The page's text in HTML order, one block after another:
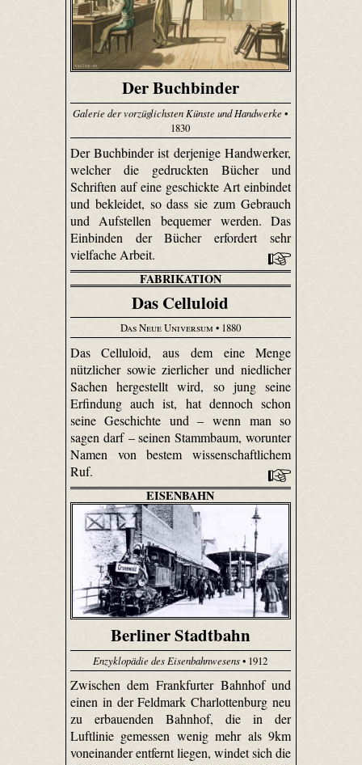
Der Buchbinder
Galerie der vorzüglichsten Künste und Handwerke•
1830
Der Buchbinder ist derjenige Handwerker,
welcher die gedruckten Bücher und
Schriften auf eine geschickte Art einbindet
und bekleidet, so dass sie zum Gebrauch
und Aufstellen bequemer werden. Das
Einbinden der Bücher erfordert sehr
vielfache Arbeit.
FABRIKATION
Das Celluloid
Das Neue Universum • 1880
Das Celluloid, aus dem eine Menge
nützlicher sowie zierlicher und niedlicher
Sachen hergestellt wird, so jung seine
Erfindung auch ist, hat dennoch schon
seine Geschichte und – wenn man so
sagen darf – seinen Stammbaum, worunter
Namen von bestem wissenschaftlichem
Ruf.
EISENBAHN
Berliner Stadtbahn
Enzyklopädie des Eisenbahnwesens• 1912
Zwischen dem Frankfurter Bahnhof und
einen in der Feldmark Charlottenburg neu
zu erbauenden Bahnhof, die in der
Luftlinie gemessen wenig mehr als 9km
voneinander entfernt liegen, windet sich die